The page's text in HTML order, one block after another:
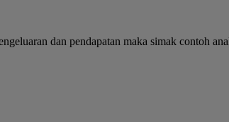
dan pendapatan maka simak contoh